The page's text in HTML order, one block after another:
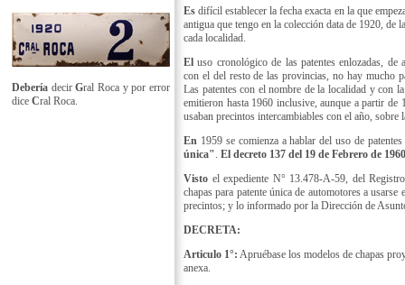
Debería decirGral Roca y por error
dice Cral Roca.
Es difícil establecer la fecha exacta en la que
antigua que tengo en la colección data de 1920,
cada localidad.
El uso cronológico de las patentes enlozadas,
con el del resto de las provincias, no hay mucho
Las patentes con el nombre de la localidad y con
emitieron hasta 1960 inclusive, aunque a partir de
usaban precintos intercambiables con el año, sobre
En 1959 se comienza a hablar del uso de
única". El decreto 137 del 19 de Febrero de 1960
Visto el expediente N° 13.478-A-59, del
chapas para patente única de automotores a
precintos; y lo informado por la Dirección de
DECRETA:
Articulo 1°: Apruébase los modelos de chapas
anexa.